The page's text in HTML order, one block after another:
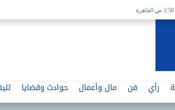
2:50 ص القاهرة
رأي فن مال وأعمال حوادث وقضايا